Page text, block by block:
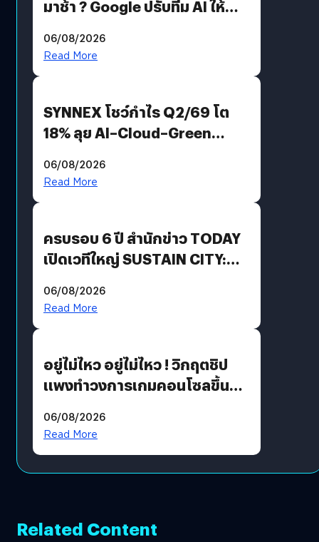
มาช้า ? Google ปรับทีม AI ให้
AGI
06/08/2026
Read More
SYNNEX โชว์กำไร Q2/69 โต
18% ลุย AI–Cloud–Green
Revenue เร่งเครื่อง New
06/08/2026
Read More
ครบรอบ 6 ปี สำนักข่าว TODAY
เปิดเวทีใหญ่ SUSTAIN CITY:
แนวทางปรับตัวสู่เศรษฐกิจสี
06/08/2026
Read More
อยู่ไม่ไหว อยู่ไม่ไหว ! วิกฤตชิป
แพงทำวงการเกมคอนโซลขึ้น
?
06/08/2026
Read More
Related Content